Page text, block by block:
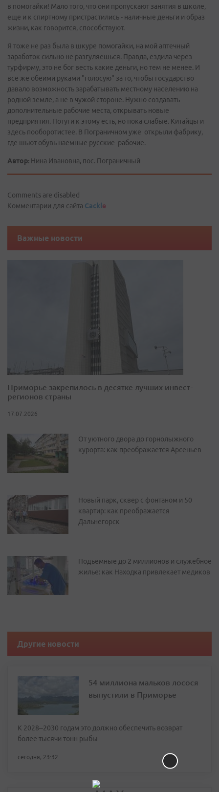
в помогайки! Мало того, что они пропускают занятия в школе,
еще и к спиртному пристрастились - наличные деньги и образ
жизни, как говорится, способствуют.
Я тоже не раз была в шкуре помогайки, на мой аптечный
заработок сильно не разгуляешься. Правда, ездила через
турфирму, это не бог весть какие деньги, но тем не менее. И
все же обеими руками "голосую" за то, чтобы государство
давало возможность зарабатывать местному населению на
родной земле, а не в чужой стороне. Нужно создавать
дополнительные рабочие места, открывать новые
предприятия. Потуги к этому есть, но пока слабые. Китайцы и
здесь пооборотистее. В Пограничном уже открыли фабрику,
где шьют обувь наемные русские рабочие.
Автор: Нина Ивановна, пос. Пограничный
Comments are disabled
Комментарии для сайта Cackle
Важные новости
Приморье закрепилось в десятке лучших инвест-
регионов страны
17.07.2026
От уютного двора до горнолыжного
курорта: как преображается Арсеньев
Новый парк, сквер с фонтаном и 50
квартир: как преображается
Дальнегорск
Подъемные до 2 миллионов и служебное
жилье: как Находка привлекает медиков
Другие новости
54 миллиона мальков лосося
выпустили в Приморье
К 2028–2030 годам это должно обеспечить возврат
более тысячи тонн рыбы
сегодня, 23:32